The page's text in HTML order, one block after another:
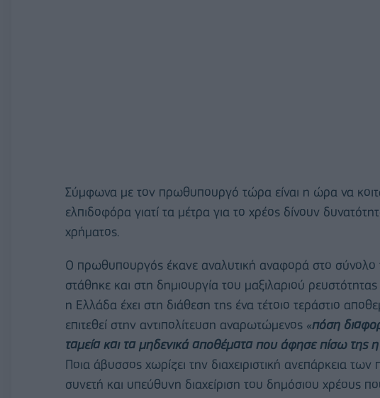
Σύμφωνα με τον πρωθυπουργό τώρα είναι η ώρα να
ελπιδοφόρα γιατί τα μέτρα για το χρέος δίνουν
χρήματος.
Ο πρωθυπουργός έκανε αναλυτική αναφορά στο σύνολο
στάθηκε και στη δημιουργία του μαξιλαριού
η Ελλάδα έχει στη διάθεση της ένα τέτοιο τεράστιο
επιτεθεί στην αντιπολίτευση αναρωτώμενος «πόση
ταμεία και τα μηδενικά αποθέματα που άφησε πίσω
Ποια άβυσσος χωρίζει την διαχειριστική ανεπάρκεια
συνετή και υπεύθυνη διαχείριση του δημόσιου χρέους